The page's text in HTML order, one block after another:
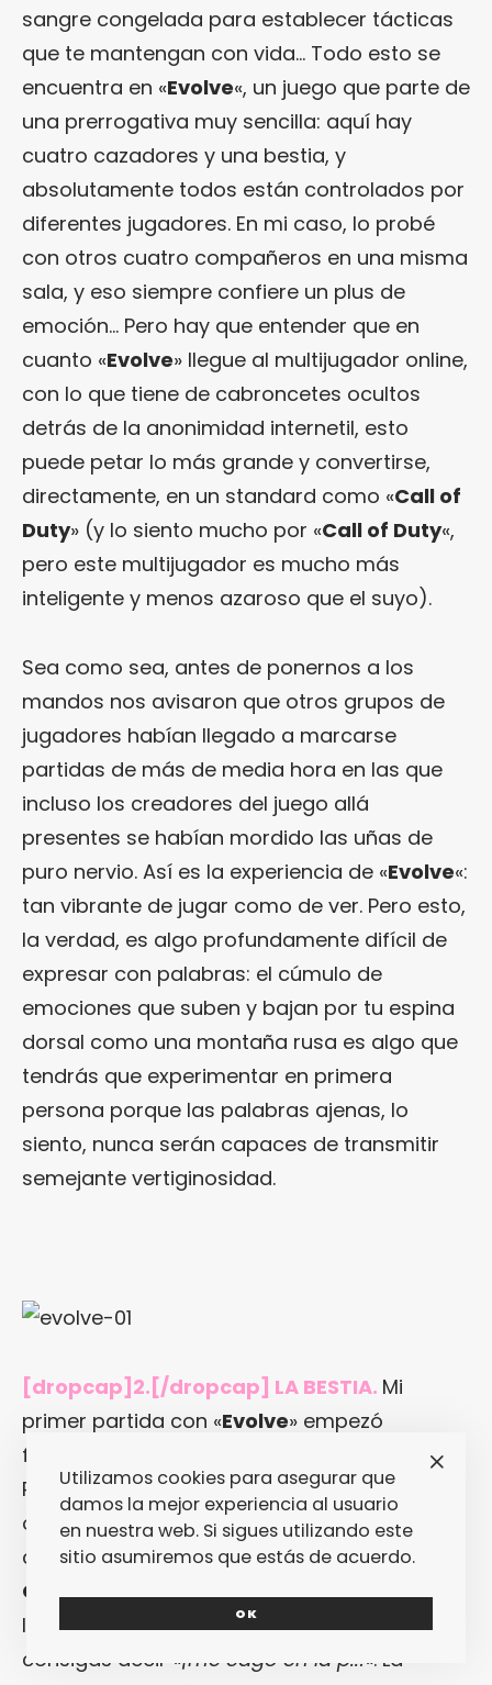
sangre congelada para establecer tácticas
que te mantengan con vida… Todo esto se
encuentra en «Evolve«, un juego que parte de
una prerrogativa muy sencilla: aquí hay
cuatro cazadores y una bestia, y
absolutamente todos están controlados por
diferentes jugadores. En mi caso, lo probé
con otros cuatro compañeros en una misma
sala, y eso siempre confiere un plus de
emoción… Pero hay que entender que en
cuanto «Evolve» llegue al multijugador online,
con lo que tiene de cabroncetes ocultos
detrás de la anonimidad internetil, esto
puede petar lo más grande y convertirse,
directamente, en un standard como «Call of
Duty» (y lo siento mucho por «Call of Duty«,
pero este multijugador es mucho más
inteligente y menos azaroso que el suyo).
Sea como sea, antes de ponernos a los
mandos nos avisaron que otros grupos de
jugadores habían llegado a marcarse
partidas de más de media hora en las que
incluso los creadores del juego allá
presentes se habían mordido las uñas de
puro nervio. Así es la experiencia de «Evolve«:
tan vibrante de jugar como de ver. Pero esto,
la verdad, es algo profundamente difícil de
expresar con palabras: el cúmulo de
emociones que suben y bajan por tu espina
dorsal como una montaña rusa es algo que
tendrás que experimentar en primera
persona porque las palabras ajenas, lo
siento, nunca serán capaces de transmitir
semejante vertiginosidad.
[dropcap]2.[/dropcap] LA BESTIA. Mi
primer partida con «Evolve» empezó
fuertecita: me tocó controlar a la bestia.
Pese a que en la versión final del juego habrá
otros monstruos a ser controlados y
cazados, en este caso la única opción era el
Goliath: un ser con pinta de romperte todos
los huesos del cuerpo en menos de que
consigas decir «¡me cago en la p..!«. La
Utilizamos cookies para asegurar que
damos la mejor experiencia al usuario
en nuestra web. Si sigues utilizando este
sitio asumiremos que estás de acuerdo.
OK